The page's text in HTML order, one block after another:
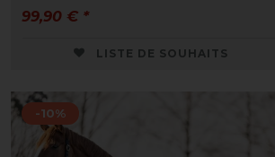
99,90 € *
LISTE DE SOUHAITS
-10%